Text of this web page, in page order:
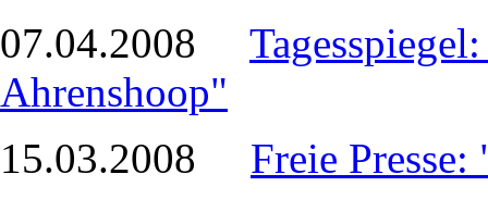
07.04.2008
Ahrenshoop"
15.03.2008 Freie